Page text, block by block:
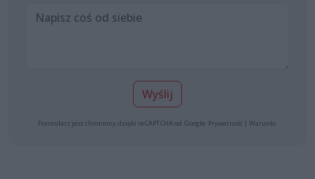
Wyślij
Formularz jest chroniony dzięki reCAPTCHA od Google: Prywatność | Warunki